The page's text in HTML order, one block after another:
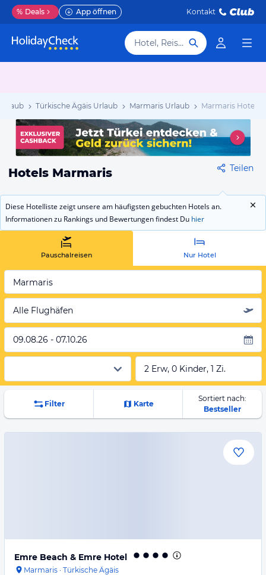
% Deals App öffnen Kontakt
Hotel, Reiseziel
Türkische Ägäis Urlaub Marmaris Urlaub Marmaris Hotels
Hotels Marmaris Teilen
Diese Hotelliste zeigt unsere am häufigsten gebuchten Hotels an.
Informationen zu Rankings und Bewertungen findest Du hier
Pauschalreisen Nur Hotel
Marmaris
Alle Flughäfen
09.08.26 - 07.10.26
2 Erw, 0 Kinder, 1 Zi.
Filter Karte
Sortiert nach:
Bestseller
Emre Beach & Emre Hotel
Marmaris · Türkische Ägäis